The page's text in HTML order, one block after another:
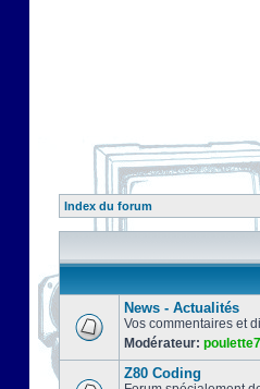
Index du forum
News - Actualités
Vos commentaires et
Modérateur:
Z80 Coding